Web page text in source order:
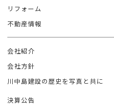
リフォーム
不動産情報
会社紹介
会社方針
川中島建設の歴史を写真と共に
決算公告